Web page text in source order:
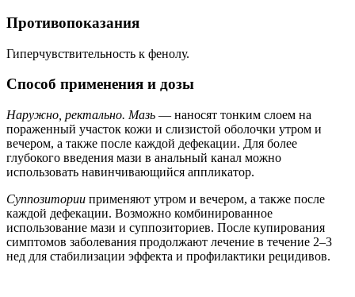
Противопоказания
Гиперчувствительность к фенолу.
Способ применения и дозы
Наружно, ректально. Мазь — наносят тонким слоем на
пораженный участок кожи и слизистой оболочки утром и
вечером, а также после каждой дефекации. Для более
глубокого введения мази в анальный канал можно
использовать навинчивающийся аппликатор.
Суппозитории применяют утром и вечером, а также после
каждой дефекации. Возможно комбинированное
использование мази и суппозиториев. После купирования
симптомов заболевания продолжают лечение в течение 2–3
нед для стабилизации эффекта и профилактики рецидивов.